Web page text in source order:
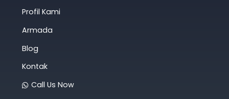
Profil Kami
Armada
Blog
Kontak
Call Us Now